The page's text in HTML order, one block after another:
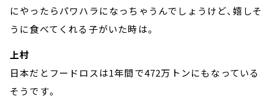
にやったらパワハラになっちゃうんでしょうけど、嬉しそ
うに食べてくれる子がいた時は。
上村
日本だとフードロスは1年間で472万トンにもなっている
そうです。